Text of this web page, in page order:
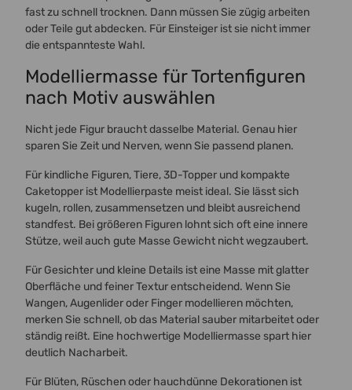
fast zu schnell trocknen. Dann müssen Sie zügig arbeiten
oder Teile gut abdecken. Für Einsteiger ist sie nicht immer
die entspannteste Wahl.
Modelliermasse für Tortenfiguren
nach Motiv auswählen
Nicht jede Figur braucht dasselbe Material. Genau hier
sparen Sie Zeit und Nerven, wenn Sie passend planen.
Für kindliche Figuren, Tiere, 3D-Topper und kompakte
Caketopper ist Modellierpaste meist ideal. Sie lässt sich
kugeln, rollen, zusammensetzen und bleibt ausreichend
standfest. Bei größeren Figuren lohnt sich oft eine innere
Stütze, weil auch gute Masse Gewicht nicht wegzaubert.
Für Gesichter und kleine Details ist eine Masse mit glatter
Oberfläche und feiner Textur entscheidend. Wenn Sie
Wangen, Augenlider oder Finger modellieren möchten,
merken Sie schnell, ob das Material sauber mitarbeitet oder
ständig reißt. Eine hochwertige Modelliermasse spart hier
deutlich Nacharbeit.
Für Blüten, Rüschen oder hauchdünne Dekorationen ist